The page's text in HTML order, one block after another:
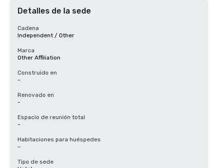
Detalles de la sede
Cadena
Independent / Other
Marca
Other Affiliation
Construido en
-
Renovado en
-
Espacio de reunión total
-
Habitaciones para huéspedes
-
Tipo de sede